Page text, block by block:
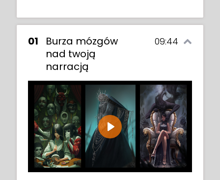
01
Burza mózgów
nad twoją
narracją
09:44
Play